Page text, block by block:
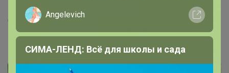
Спасибо за приз в 130 сп, очень приятно)) чай очень
вкусный
Angelevich
СИМА-ЛЕНД: Всё для школы и сада